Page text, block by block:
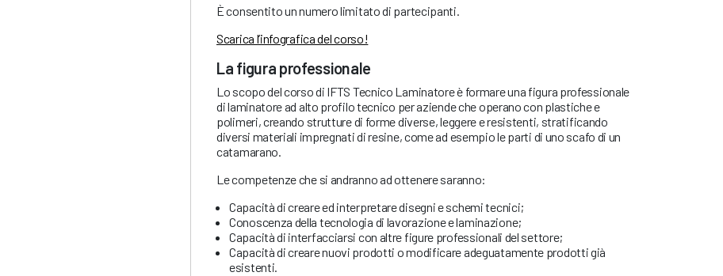
È consentito un numero limitato di partecipanti.
Scarica l’infografica del corso!
La figura professionale
Lo scopo del corso di IFTS Tecnico Laminatore è formare una figura professionale
di laminatore ad alto profilo tecnico per aziende che operano con plastiche e
polimeri, creando strutture di forme diverse, leggere e resistenti, stratificando
diversi materiali impregnati di resine, come ad esempio le parti di uno scafo di un
catamarano.
Le competenze che si andranno ad ottenere saranno:
Capacità di creare ed interpretare disegni e schemi tecnici;
Conoscenza della tecnologia di lavorazione e laminazione;
Capacità di interfacciarsi con altre figure professionali del settore;
Capacità di creare nuovi prodotti o modificare adeguatamente prodotti già
esistenti.